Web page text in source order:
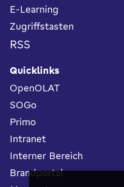
E-Learning
Zugriffstasten
RSS
Quicklinks
OpenOLAT
SOGo
Primo
Intranet
Interner Bereich
Brandportal